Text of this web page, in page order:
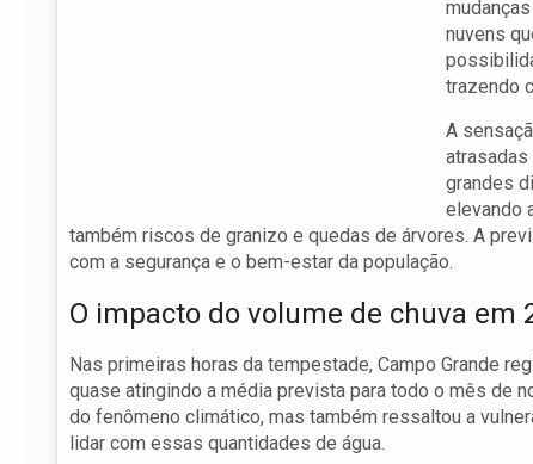
nuvens
trazendo
A
grandes
elevando
também riscos de granizo e quedas de árvores. A
com a segurança e o bem-estar da população.
O impacto do volume de chuva em
Nas primeiras horas da tempestade, Campo Grande
quase atingindo a média prevista para todo o mês de
do fenômeno climático, mas também ressaltou a
lidar com essas quantidades de água.